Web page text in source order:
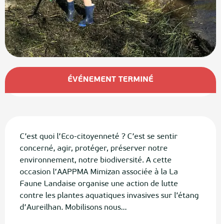
Ouverture et coordonnées
ÉVÉNEMENT TERMINÉ
C’est quoi l’Eco-citoyenneté ? C’est se sentir
concerné, agir, protéger, préserver notre
environnement, notre biodiversité. A cette
occasion l’AAPPMA Mimizan associée à la La
Faune Landaise organise une action de lutte
contre les plantes aquatiques invasives sur l’étang
d’Aureilhan. Mobilisons nous...